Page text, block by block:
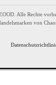
Alle Rechte
von